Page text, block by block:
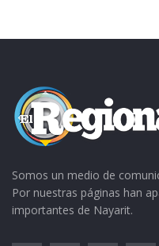
Somos un medio de
Por nuestras páginas han
importantes de Nayarit.